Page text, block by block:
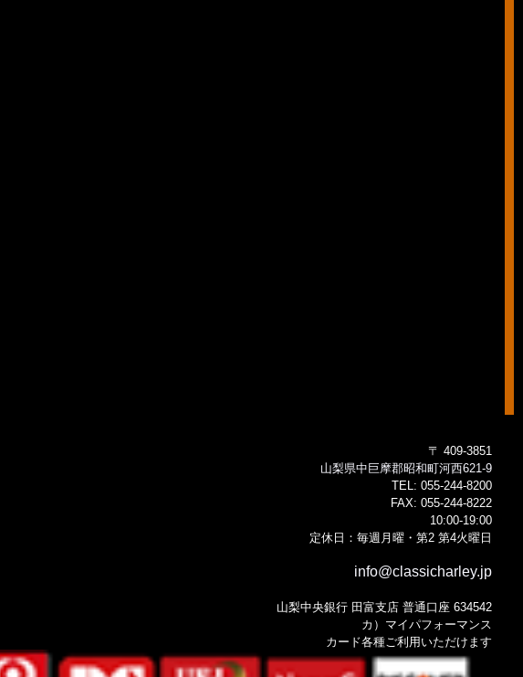
〒 409-3851
山梨県中巨摩郡昭和町河西621-9
TEL: 055-244-8200
FAX: 055-244-8222
10:00-19:00
定休日：毎週月曜・第2 第4火曜日
info@classicharley.jp
山梨中央銀行 田富支店 普通口座 634542
カ）マイパフォーマンス
カード各種ご利用いただけます